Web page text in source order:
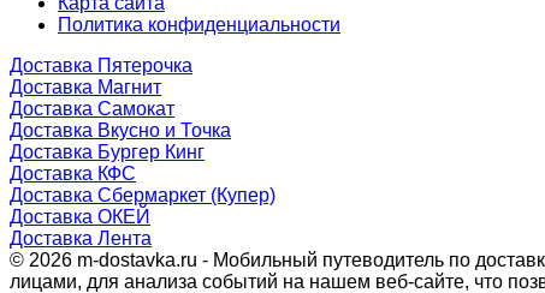
Политика конфиденциальности
Доставка Пятерочка
Доставка Магнит
Доставка Самокат
Доставка Вкусно и Точка
Доставка Бургер Кинг
Доставка КФС
Доставка Сбермаркет (Купер)
Доставка ОКЕЙ
Доставка Лента
© 2026 m-dostavka.ru - Мобильный путеводитель по
лицами, для анализа событий на нашем веб-сайте, что